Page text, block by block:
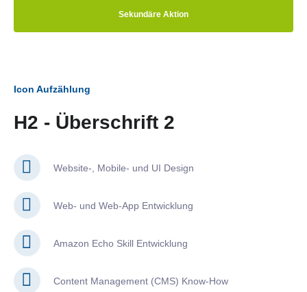
Sekundäre Aktion
Icon Aufzählung
H2 - Überschrift 2
Website-, Mobile- und UI Design
Web- und Web-App Entwicklung
Amazon Echo Skill Entwicklung
Content Management (CMS) Know-How